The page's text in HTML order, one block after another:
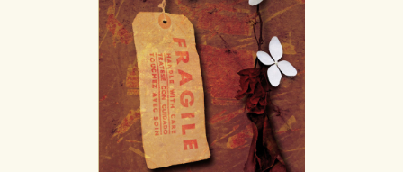
HABILITAR TODO RECHAZAR TODO
Cookies necesarias
Estas cookies son necesarias para que nuestro sitio
web funcione y no es posible deshabilitarlas desde
nuestro sistema. Es posible hacerlo desde el
navegador, pero en ese caso es posible que algunas
áreas de nuestra web dejen de funcionar
correctamente.